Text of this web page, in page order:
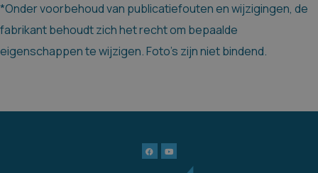
*Onder voorbehoud van publicatiefouten en wijzigingen, de
fabrikant behoudt zich het recht om bepaalde
eigenschappen te wijzigen. Foto's zijn niet bindend.